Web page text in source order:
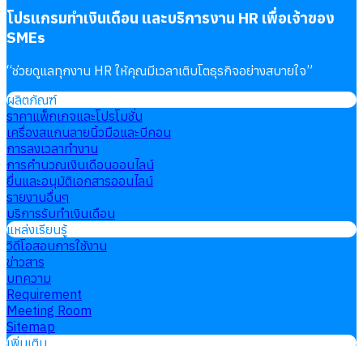
โปรแกรมทำเงินเดือน และบริการงาน HR เพื่อเจ้าของ
SMEs
“ช่วยดูแลทุกงาน HR ให้คุณมีเวลาเติบโตธุรกิจอย่างสบายใจ”
ผลิตภัณฑ์
ราคาแพ็กเกจและโปรโมชั่น
เครื่องสแกนลายนิ้วมือและบีคอน
การลงเวลาทำงาน
การคำนวณเงินเดือนออนไลน์
ยื่นและอนุมัติเอกสารออนไลน์
รายงานอื่นๆ
บริการรับทำเงินเดือน
แหล่งเรียนรู้
วิดีโอสอนการใช้งาน
ข่าวสาร
บทความ
Requirement
Meeting Room
Sitemap
เพิ่มเติม